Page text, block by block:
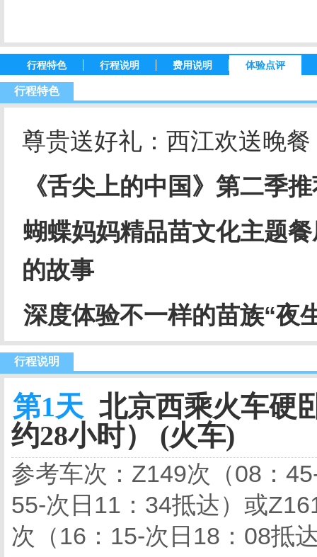
行程特色 行程说明 费用说明 体验点评
行程特色
尊贵送好礼：西江欢送晚餐
《舌尖上的中国》第二季
蝴蝶妈妈精品苗文化主题
的故事
深度体验不一样的苗族“夜
行程说明
第1天 北京西乘火车硬
约28小时） (火车)
参考车次： Z149次（08 ：
55-次日 11 ： 34抵达）或
次（16 ： 15-次日 18 ： 08抵